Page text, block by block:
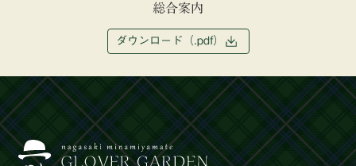
総合案内
ダウンロード（.pdf）